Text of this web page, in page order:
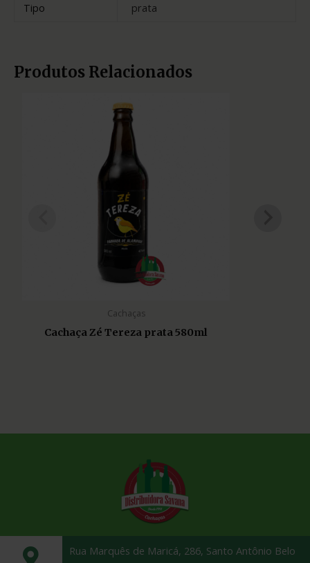
Tipo
prata
Produtos Relacionados
Cachaças
Cachaça Zé Tereza prata 580ml
Rua Marquês de Maricá, 286, Santo Antônio Belo